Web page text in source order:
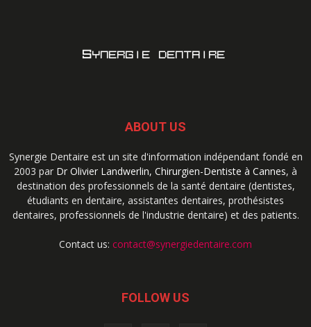
ABOUT US
Synergie Dentaire est un site d'information indépendant fondé en
2003 par Dr Olivier Landwerlin, Chirurgien-Dentiste à Cannes, à
destination des professionnels de la santé dentaire (dentistes,
étudiants en dentaire, assistantes dentaires, prothésistes
dentaires, professionnels de l'industrie dentaire) et des patients.
Contact us: contact@synergiedentaire.com
FOLLOW US